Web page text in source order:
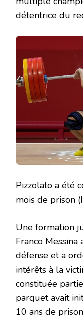
détentrice du
Pizzolato a été
mois de prison
Une formation
Franco
défense et a
intérêts à la
constituée
parquet avait
10 ans de